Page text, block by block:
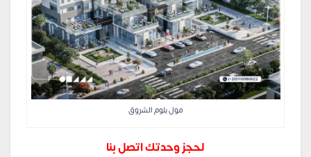
مول بلوم الشروق
لحجز وحدتك اتصل بنا